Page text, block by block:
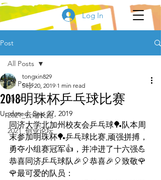
Log In
Post
All Posts
2019
2021_云端长跑
2021_创业论坛
All Posts
2018明珠杯乒乓球比赛
tongxin829
Sep 20, 2019 1 min read
Updated:Sep 27, 2019
同济大学北加州校友会乒乓球🏓️队本周
末参加明珠杯🏓️乒乓球比赛,顽强拼搏，
勇夺小组赛冠军👍，并冲进了十六强💪
恭喜同济乒乓球队🎉🎈恭喜🎉🎈致敬🌹
🌹最可爱的队员：